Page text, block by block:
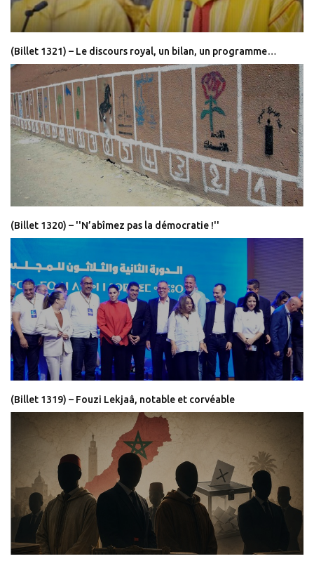
(Billet 1321) – Le discours royal, un bilan, un programme…
(Billet 1320) – ''N’abîmez pas la démocratie !''
(Billet 1319) – Fouzi Lekjaâ, notable et corvéable